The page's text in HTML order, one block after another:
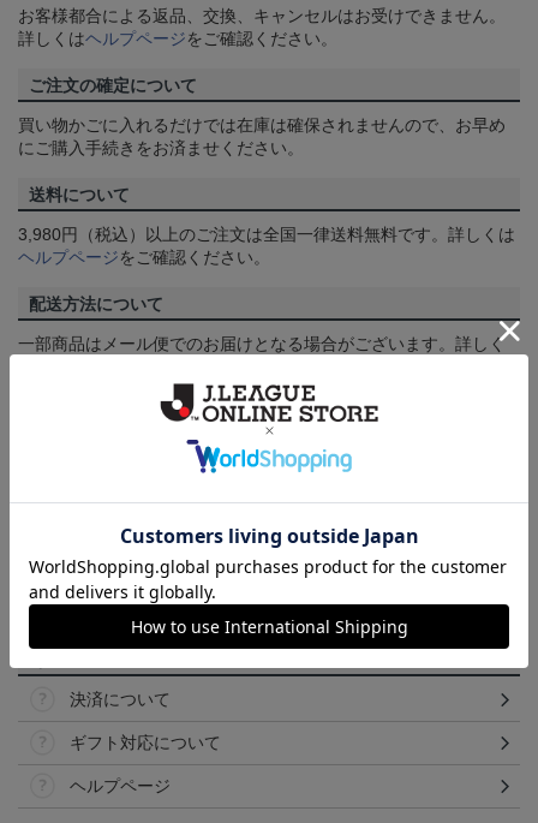
お客様都合による返品、交換、キャンセルはお受けできません。
詳しくはヘルプページをご確認ください。
ご注文の確定について
買い物かごに入れるだけでは在庫は確保されませんので、お早め
にご購入手続きをお済ませください。
送料について
3,980円（税込）以上のご注文は全国一律送料無料です。詳しくは
ヘルプページをご確認ください。
配送方法について
一部商品はメール便でのお届けとなる場合がございます。詳しく
商品画像は、お使いのパソコンのモニターおよびスマートフォン
のメーカー・機種・画面設定等により、実際の商品の色と異なっ
【仕様について】
取り扱い商品によっては、パッケージやデザインなどの仕様が予
告なく変更になることがございます。
決済について
ギフト対応について
ヘルプページ